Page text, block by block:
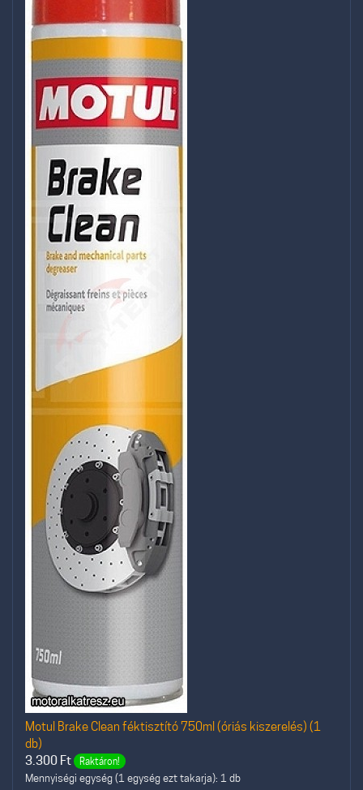
Motul Brake Clean féktisztító 750ml (óriás kiszerelés) (1
db)
3.300 Ft Raktáron!
Mennyiségi egység (1 egység ezt takarja): 1 db